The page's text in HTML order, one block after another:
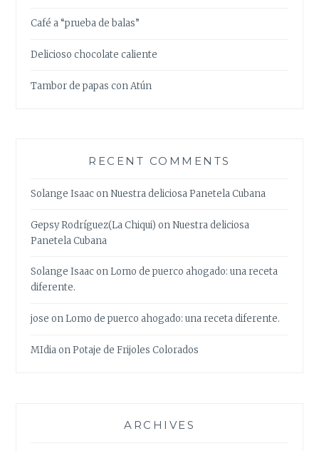
Café a “prueba de balas”
Delicioso chocolate caliente
Tambor de papas con Atún
RECENT COMMENTS
Solange IsaaconNuestra deliciosa Panetela Cubana
Gepsy Rodríguez(La Chiqui) onNuestra deliciosa
Panetela Cubana
Solange IsaaconLomo de puerco ahogado: una receta
diferente.
jose onLomo de puerco ahogado: una receta diferente.
MIdiaonPotaje de Frijoles Colorados
ARCHIVES